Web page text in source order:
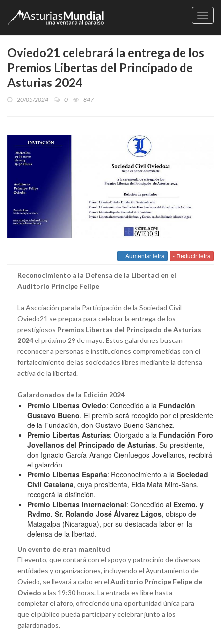
Oviedo21 celebrará la entrega de los
Premios Libertas del Principado de
Asturias 2024
20/05/2024 0 847
+ Aumentar letra - Reducir letra
Reconocimiento a la Defensa de la Libertad en el
Auditorio Príncipe Felipe
La Asociación para la Participación de la Sociedad Civil
Oviedo21 se prepara para celebrar la entrega de los
prestigiosos Premios Libertas del Principado de Asturias
2024el próximo 29 de mayo. Estos galardones buscan
reconocer a personas e instituciones comprometidas con el
fortalecimiento de las sociedades libres mediante la defensa
activa de la libertad.
Galardonados de la Edición 2024
Premio Libertas Oviedo: Concedido a la Fundación
Gustavo Bueno. El premio será recogido por el presidente
de la Fundación, don Gustavo Bueno Sánchez.
Premio Libertas Asturias: Otorgado a la Fundación Foro
Jovellanos del Principado de Asturias. Su presidente,
don Ignacio García-Arango Cienfuegos-Jovellanos, recibirá
el galardón.
Premio Libertas España: Reconocimiento a la Sociedad
Civil Catalana, cuya presidenta, Elda Mata Miro-Sans,
recogerá la distinción.
Premio Libertas Internacional: Concedido al Excmo. y
Rvdmo. Sr. Rolando José Álvarez Lágos, obispo de
Matagalpa (Nicaragua), por su destacada labor en la
defensa de la libertad.
Un evento de gran magnitud
El evento, que contará con el apoyo y patrocinio de diversas
entidades y organizaciones, incluyendo el Ayuntamiento de
Oviedo, se llevará a cabo en el Auditorio Príncipe Felipe de
Oviedo a las 19:30 horas. La entrada es libre hasta
completar el aforo, ofreciendo una oportunidad única para
que el público pueda participar y celebrar junto a los
galardonados.